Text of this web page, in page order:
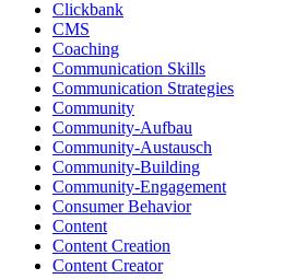
Clickbank
CMS
Coaching
Communication Skills
Communication Strategies
Community
Community-Aufbau
Community-Austausch
Community-Building
Community-Engagement
Consumer Behavior
Content
Content Creation
Content Creator